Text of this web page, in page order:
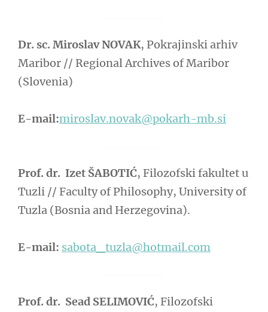
Dr. sc. Miroslav NOVAK, Pokrajinski arhiv
Maribor // Regional Archives of Maribor
(Slovenia)
E-mail:miroslav.novak@pokarh-mb.si
Prof. dr. Izet ŠABOTIĆ, Filozofski fakultet u
Tuzli // Faculty of Philosophy, University of
Tuzla (Bosnia and Herzegovina).
E-mail: sabota_tuzla@hotmail.com
Prof. dr. Sead SELIMOVIĆ, Filozofski